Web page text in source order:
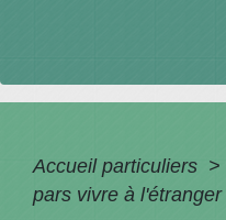
Accueil particuliers >
pars vivre à l'étranger